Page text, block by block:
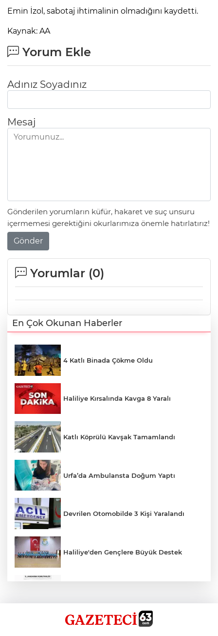
Emin İzol, sabotaj ihtimalinin olmadığını kaydetti.
Kaynak: AA
Yorum Ekle
Adınız Soyadınız
Mesaj
Gönderilen yorumların küfür, hakaret ve suç unsuru
içermemesi gerektiğini okurlarımıza önemle hatırlatırız!
Gönder
Yorumlar (0)
En Çok Okunan Haberler
4 Katlı Binada Çökme Oldu
Haliliye Kırsalında Kavga 8 Yaralı
Katlı Köprülü Kavşak Tamamlandı
Urfa’da Ambulansta Doğum Yaptı
Devrilen Otomobilde 3 Kişi Yaralandı
Haliliye'den Gençlere Büyük Destek
Hikmet Başak’tan Ulaşım Çalışması